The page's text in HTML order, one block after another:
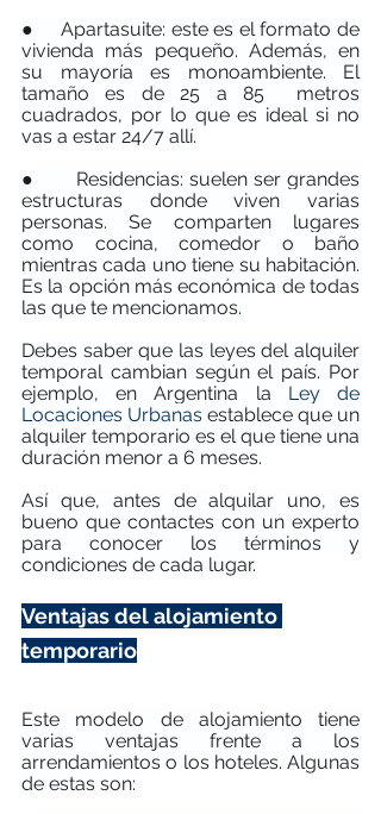
●     Apartasuite: este es el formato de
vivienda más pequeño. Además, en
su mayoría es monoambiente. El
tamaño es de 25 a 85  metros
cuadrados, por lo que es ideal si no
vas a estar 24/7 allí.
●       Residencias: suelen ser grandes
estructuras donde viven varias
personas. Se comparten lugares
como cocina, comedor o baño
mientras cada uno tiene su habitación.
Es la opción más económica de todas
las que te mencionamos.
Debes saber que las leyes del alquiler
temporal cambian según el país. Por
ejemplo, en Argentina la Ley de
Locaciones Urbanas establece que un
alquiler temporario es el que tiene una
duración menor a 6 meses.
Así que, antes de alquilar uno, es
bueno que contactes con un experto
para conocer los términos y
condiciones de cada lugar.
Ventajas del alojamiento
temporario
Este modelo de alojamiento tiene
varias ventajas frente a los
arrendamientos o los hoteles. Algunas
de estas son: